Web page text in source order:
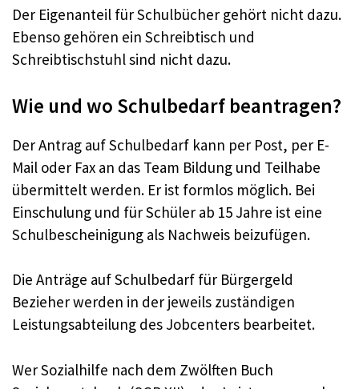
Der Eigenanteil für Schulbücher gehört nicht dazu.
Ebenso gehören ein Schreibtisch und
Schreibtischstuhl sind nicht dazu.
Wie und wo Schulbedarf beantragen?
Der Antrag auf Schulbedarf kann per Post, per E-
Mail oder Fax an das Team Bildung und Teilhabe
übermittelt werden. Er ist formlos möglich. Bei
Einschulung und für Schüler ab 15 Jahre ist eine
Schulbescheinigung als Nachweis beizufügen.
Die Anträge auf Schulbedarf für Bürgergeld
Bezieher werden in der jeweils zuständigen
Leistungsabteilung des Jobcenters bearbeitet.
Wer Sozialhilfe nach dem Zwölften Buch